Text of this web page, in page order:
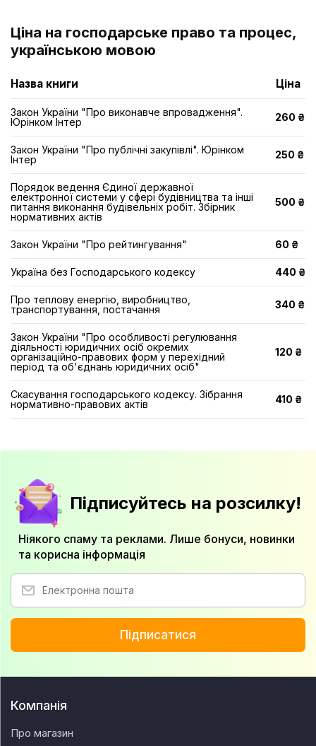
Ціна на господарське право та процес,
українською мовою
Назва книги Ціна
Закон України "Про виконавче впровадження".
Юрінком Інтер
260 ₴
Закон України "Про публічні закупівлі". Юрінком
Інтер
250 ₴
Порядок ведення Єдиної державної
електронної системи у сфері будівництва та інші
питання виконання будівельніх робіт. Збірник
нормативних актів
500 ₴
Закон України "Про рейтингування" 60 ₴
Україна без Господарського кодексу 440 ₴
Про теплову енергію, виробництво,
транспортування, постачання
340 ₴
Закон України "Про особливості регулювання
діяльності юридичних осіб окремих
організаційно-правових форм у перехідний
період та об'єднань юридичних осіб"
120 ₴
Скасування господарського кодексу. Зібрання
нормативно-правових актів
410 ₴
Підписуйтесь на розсилку!
Ніякого спаму та реклами. Лише бонуси, новинки
та корисна інформація
Підписатися
Компанія
Про магазин